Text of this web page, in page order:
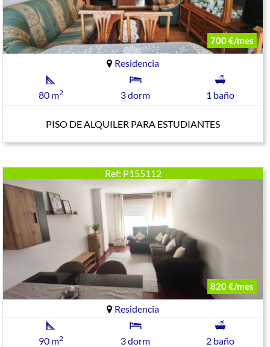
700 €/mes
Residencia
80 m2 3 dorm 1 baño
PISO DE ALQUILER PARA ESTUDIANTES
Ref: P155112
820 €/mes
Residencia
90 m2 3 dorm 2 baño